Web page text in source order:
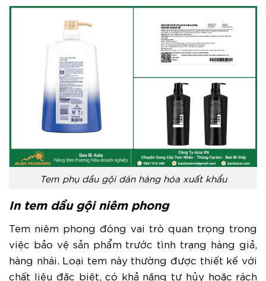
Tem phụ dầu gội dán hàng hóa xuất khẩu
In tem dầu gội niêm phong
Tem niêm phong đóng vai trò quan trọng trong
việc bảo vệ sản phẩm trước tình trạng hàng giả,
hàng nhái. Loại tem này thường được thiết kế với
chất liệu đặc biệt, có khả năng tự hủy hoặc rách